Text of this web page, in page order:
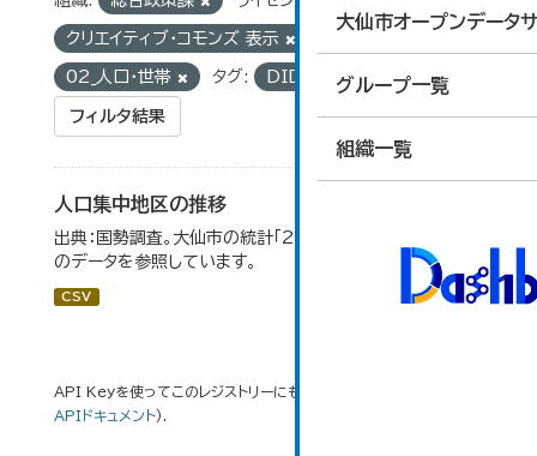
大仙市オープンデータ
グループ一覧
組織一覧
クリエイティブ・コモンズ 表示
02_人口・世帯 タグ: DID地区
フィルタ結果
人口集中地区の推移
出典：国勢調査。大仙市の統計「2-3 人口集中地区の推移」
のデータを参照しています。
CSV
API Keyを使ってこのレジストリーにもアクセス可能です
APIドキュメント).